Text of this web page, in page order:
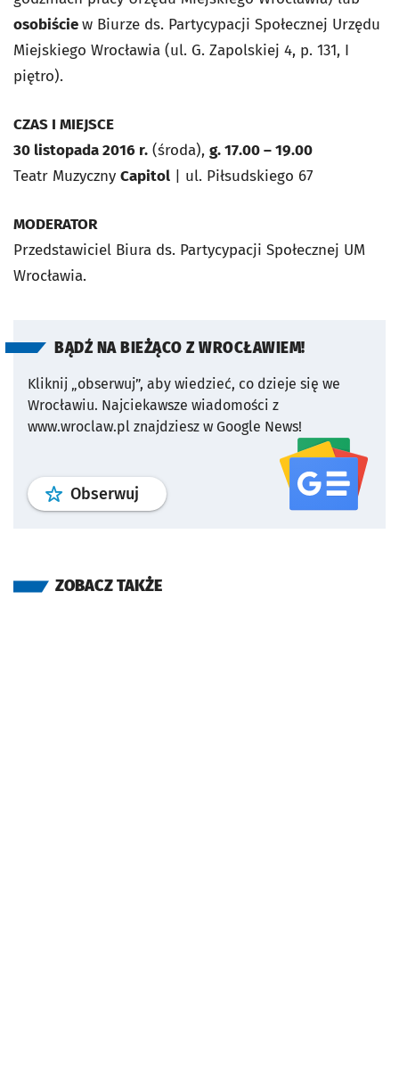
osobiściew Biurze ds. Partycypacji Społecznej Urzędu
Miejskiego Wrocławia (ul. G. Zapolskiej 4, p. 131, I
piętro).
CZAS I MIEJSCE
30 listopada 2016 r. (środa), g. 17.00 – 19.00
Teatr Muzyczny Capitol | ul. Piłsudskiego 67
MODERATOR
Przedstawiciel Biura ds. Partycypacji Społecznej UM
Wrocławia.
BĄDŹ NA BIEŻĄCO Z WROCŁAWIEM!
Kliknij „obserwuj”, aby wiedzieć, co dzieje się we
Wrocławiu. Najciekawsze wiadomości z
www.wroclaw.pl znajdziesz w Google News!
Obserwuj profil serwisu
ZOBACZ TAKŻE